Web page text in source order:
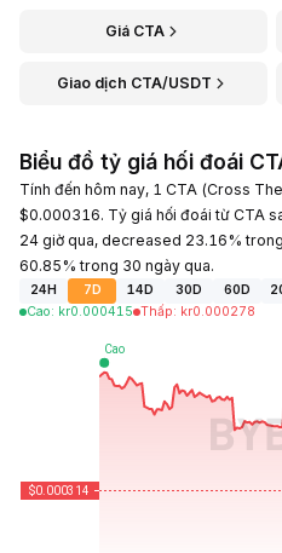
Giá CTA
Giao dịch CTA/USDT
Biểu đồ tỷ giá hối đoái
Tính đến hôm nay, 1 CTA (Cross
$0.000316. Tỷ giá hối đoái từ CTA
24 giờ qua, decreased 23.16%
60.85% trong 30 ngày qua.
24H 7D 14D 30D 60D
Cao: kr0.000415 Thấp: kr0.000278